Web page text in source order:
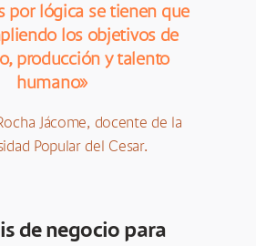
por lógica se tienen que
los objetivos de
producción y talento
humano»​
Jácome, docente de la
Popular del Cesar.
de negocio para